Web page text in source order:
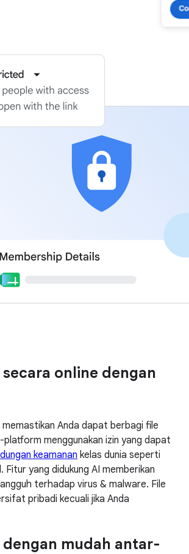
online dengan
Anda dapat berbagi file
menggunakan izin yang dapat
keamanan kelas dunia seperti
yang didukung AI memberikan
terhadap virus & malware. File
pribadi kecuali jika Anda
mudah antar-